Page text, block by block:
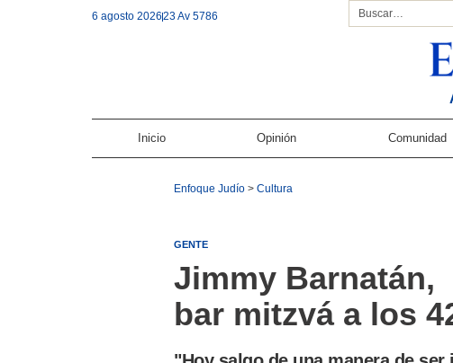
6 agosto 202623 Av 5786
Inicio Opinión Comunidad
Enfoque Judío >Cultura
GENTE
Jimmy Barnatán,
bar mitzvá a los